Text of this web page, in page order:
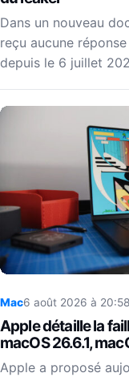
Dans un nouveau
reçu aucune
depuis le 6 juillet
Mac6 août 2026 à 20:58
Apple détaille la
macOS 26.6.1,
Apple a proposé